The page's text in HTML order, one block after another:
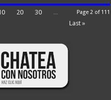
Page 2 of 111
20 30
...
Last »